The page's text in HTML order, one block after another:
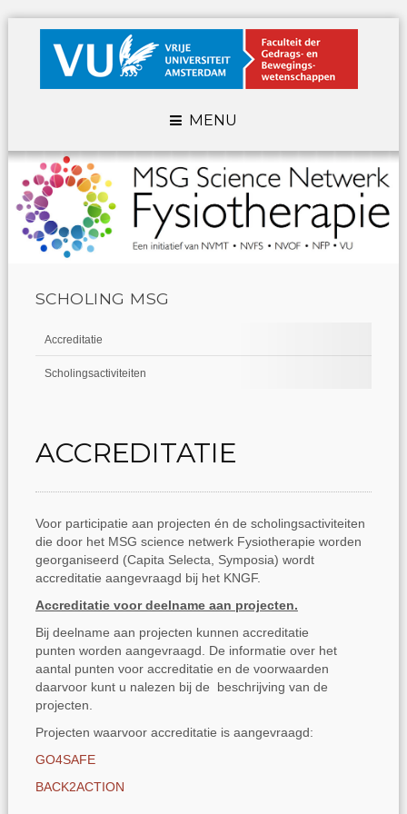
MENU
SCHOLING MSG
Accreditatie
Scholingsactiviteiten
ACCREDITATIE
Voor participatie aan projecten én de scholingsactiviteiten
die door het MSG science netwerk Fysiotherapie worden
georganiseerd (Capita Selecta, Symposia) wordt
accreditatie aangevraagd bij het KNGF.
Accreditatie voor deelname aan projecten.
Bij deelname aan projecten kunnen accreditatie
punten worden aangevraagd. De informatie over het
aantal punten voor accreditatie en de voorwaarden
daarvoor kunt u nalezen bij de beschrijving van de
projecten.
Projecten waarvoor accreditatie is aangevraagd:
GO4SAFE
BACK2ACTION